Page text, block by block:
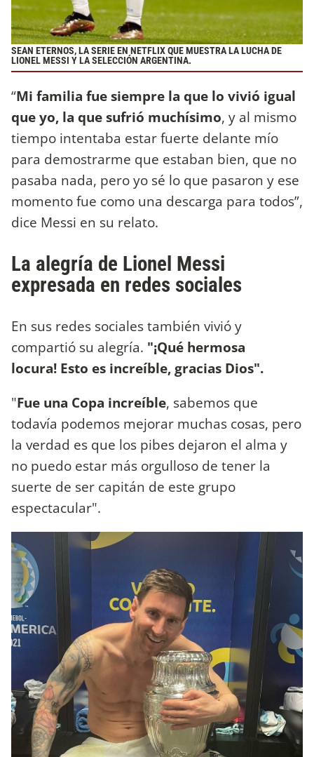
SEAN ETERNOS, LA SERIE EN NETFLIX QUE MUESTRA LA LUCHA DE
LIONEL MESSI Y LA SELECCIÓN ARGENTINA.
“Mi familia fue siempre la que lo vivió igual
que yo, la que sufrió muchísimo, y al mismo
tiempo intentaba estar fuerte delante mío
para demostrarme que estaban bien, que no
pasaba nada, pero yo sé lo que pasaron y ese
momento fue como una descarga para todos”,
dice Messi en su relato.
La alegría de Lionel Messi
expresada en redes sociales
En sus redes sociales también vivió y
compartió su alegría. "¡Qué hermosa
locura! Esto es increíble, gracias Dios".
"Fue una Copa increíble, sabemos que
todavía podemos mejorar muchas cosas, pero
la verdad es que los pibes dejaron el alma y
no puedo estar más orgulloso de tener la
suerte de ser capitán de este grupo
espectacular".